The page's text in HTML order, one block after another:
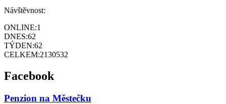
Návštěvnost:
ONLINE:1
DNES:62
TÝDEN:62
CELKEM:2130532
Facebook
Penzion na Městečku